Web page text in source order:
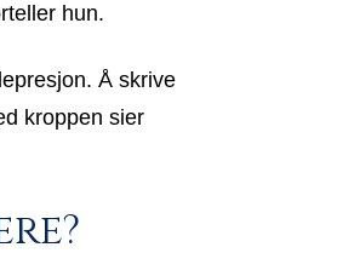
hun.
Å skrive
kroppen sier